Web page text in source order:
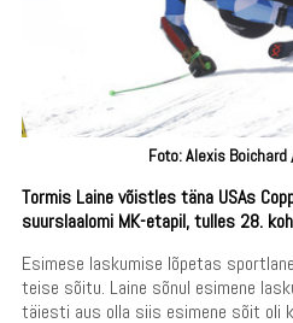
Foto: Alexis
Tormis Laine võistles täna USAs
suurslaalomi MK-etapil, tulles 28.
Esimese laskumise lõpetas
teise sõitu. Laine sõnul esimene
täiesti aus olla siis esimene sõit oli